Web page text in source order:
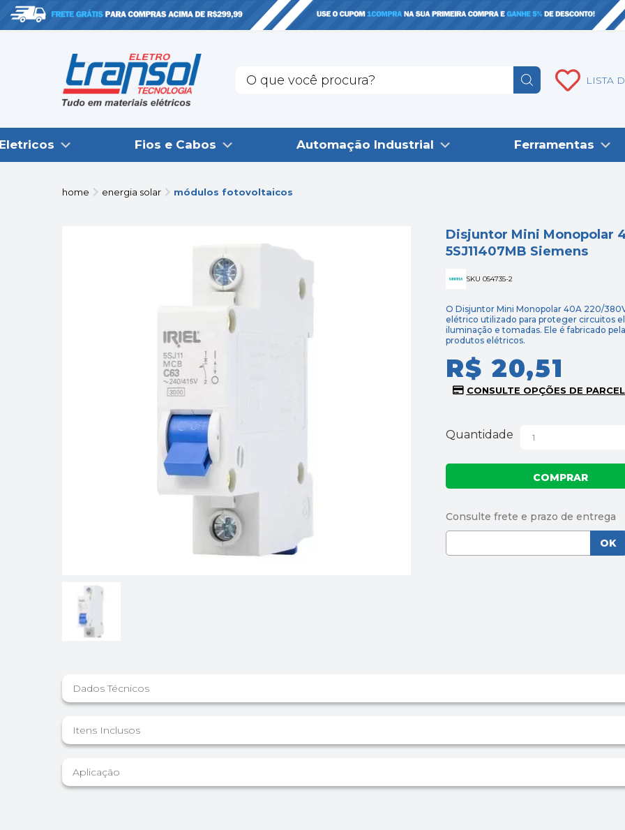
LISTA
Fios e Cabos Automação Industrial Ferramentas
home energia solar módulos fotovoltaicos
Disjuntor Mini Monopolar
5SJ11407MB Siemens
SKU 054735-2
O Disjuntor Mini Monopolar 40A 220/
elétrico utilizado para proteger circuitos
iluminação e tomadas. Ele é fabricado
produtos elétricos.
R$ 20,51
Quantidade
Dados Técnicos
Itens Inclusos
Aplicação